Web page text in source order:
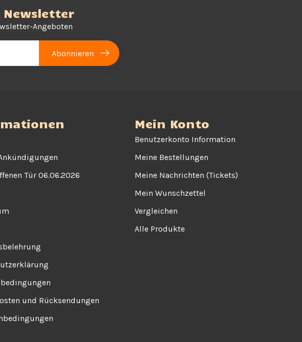
Newsletter
Angeboten
Abonnieren
Tür 06.06.2026
und Rücksendungen
Mein Konto
Benutzerkonto Information
Meine Bestellungen
Meine Nachrichten (Tickets)
Mein Wunschzettel
Vergleichen
Alle Produkte